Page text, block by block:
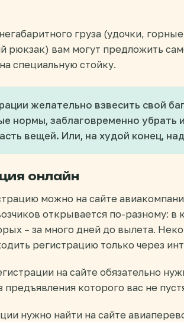
груза (удочки,
рюкзак) вам могут предложить
специальную стойку.
желательно взвесить свой
нормы, заблаговременно убрать
вещей. Или, на худой конец,
онлайн
можно на сайте
открывается по-разному: в
– за много дней до вылета.
регистрацию только через
на сайте обязательно
предъявления которого вас не
нужно найти на сайте